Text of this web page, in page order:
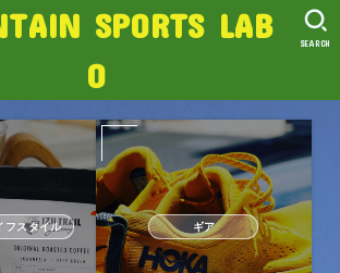
SPORTS LAB
O
SEARCH
フスタイル ギア